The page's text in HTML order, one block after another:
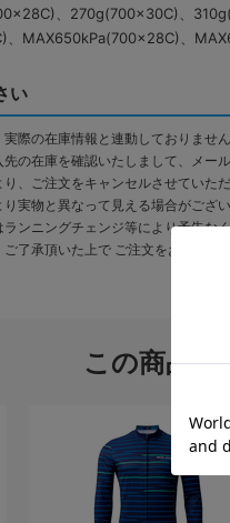
、270g(700×30C)、
、MAX650kPa(700×28C)、
い
際の在庫情報と連動しておりません
の在庫を確認いたしまして、メー
、ご注文をキャンセルさせていた
実物と異なって見える場合がござい
ンニングチェンジ等により予告な
了承頂いた上で ご注文をお願い致
この商品